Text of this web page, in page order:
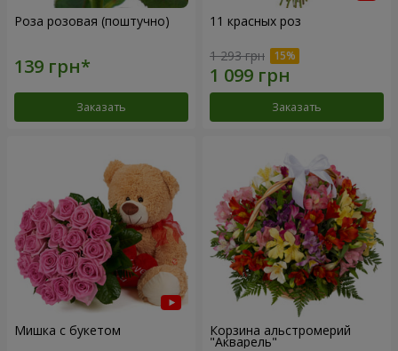
Роза розовая (поштучно)
Заказать
11 красных роз
1 293 грн
Заказать
Мишка с букетом Корзина альстромерий
"Акварель"